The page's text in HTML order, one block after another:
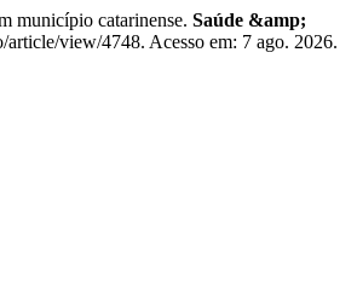
município catarinense. Saúde &amp;
view/4748. Acesso em: 7 ago. 2026.